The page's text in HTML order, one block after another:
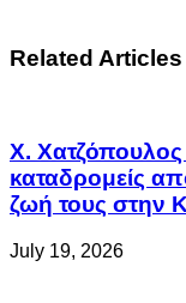
Related Articles
Χ. Χατζόπουλος
καταδρομείς
ζωή τους στην
July 19, 2026